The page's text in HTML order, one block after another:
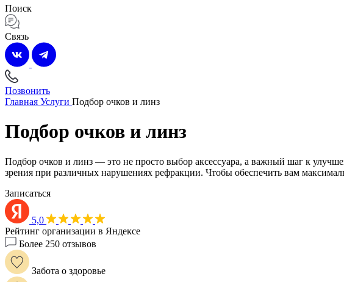
Поиск
Связь
Позвонить
Главная Услуги Подбор очков и линз
Подбор очков и линз
Подбор очков и линз — это не просто выбор аксессуара, а важный шаг к
зрения при различных нарушениях рефракции. Чтобы обеспечить вам
Записаться
5,0
Рейтинг организации в Яндексе
Более 250 отзывов
Забота о здоровье